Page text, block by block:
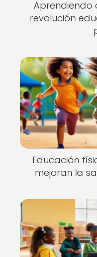
Aprendiendo
revolución
Educación
mejoran la